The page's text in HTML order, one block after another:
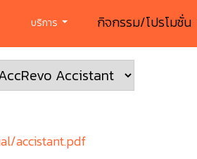
บริการ กิจกรรม/โปรโมชั่น
accistant.pdf